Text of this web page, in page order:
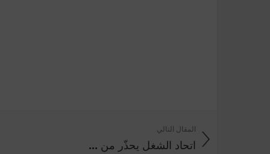
المقال التالي
اتحاد الشغل يحذّر من ...